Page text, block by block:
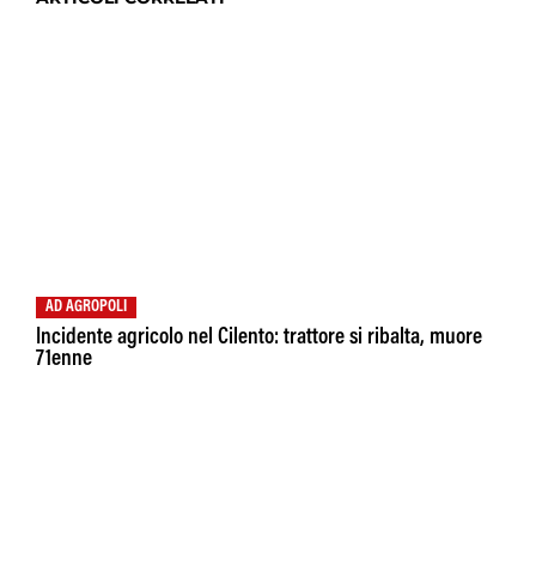
AD AGROPOLI
Incidente agricolo nel Cilento: trattore si ribalta, muore
71enne